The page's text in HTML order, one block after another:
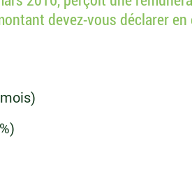
devez-vous déclarer